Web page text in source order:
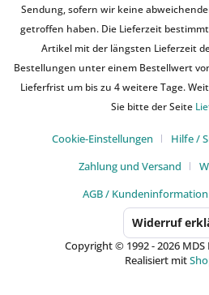
Sendung, sofern wir keine
getroffen haben. Die Lieferzeit
Artikel mit der längsten Lieferzeit
Bestellungen unter einem Bestellwert
Lieferfrist um bis zu 4 weitere Tage.
Sie bitte der Seite
Cookie-Einstellungen Hilfe /
Zahlung und Versand
AGB / Kundeninformation
Widerruf
Copyright © 1992 - 2026
Realisiert mit